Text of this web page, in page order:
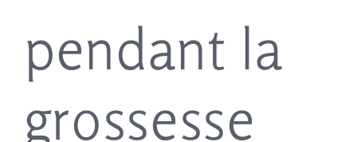
pendant la
grossesse